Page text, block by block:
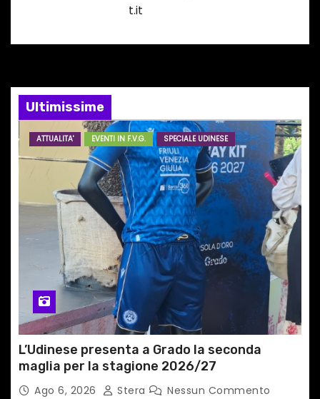
i
n
e
a
o
l
i
t.it
Ultimissime
ATTUALITA' EVENTI IN F.V.G. SPECIALE UDINESE
L’Udinese presenta a Grado la seconda
maglia per la stagione 2026/27
Ago 6, 2026 Stera Nessun Commento